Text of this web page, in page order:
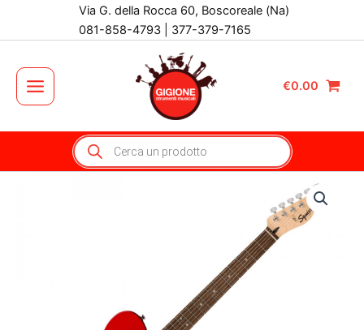
Via G. della Rocca 60, Boscoreale (Na)
081-858-4793 | 377-379-7165
Main
Menu
€0.00
Products
search